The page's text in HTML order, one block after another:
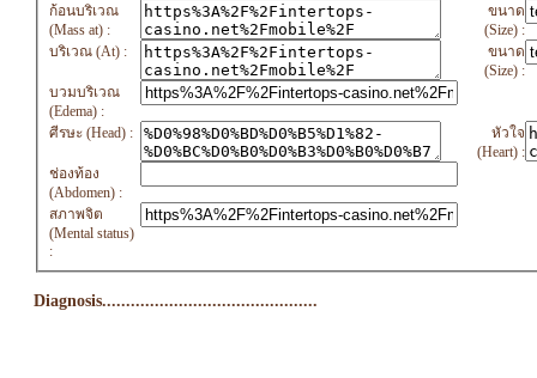
ก้อนบริเวณ
(Mass at) :
ขนาด
(Size) :
บริเวณ (At) :
ขนาด
(Size) :
บวมบริเวณ
(Edema) :
ศีรษะ (Head) :
หัวใจ
(Heart) :
ช่องท้อง
(Abdomen) :
สภาพจิต
(Mental status)
:
Diagnosis.............................................